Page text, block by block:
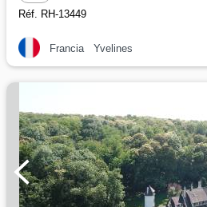
Réf. RH-13449
Francia Yvelines